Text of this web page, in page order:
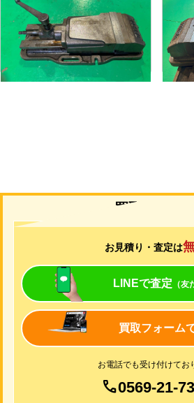
メーカー 武田
形 式TK-200HVS-U
式-
メー
形
年
買取について
お見積り・査定は
LINEで査定 （友
買取フォーム
お電話でも受け付けてお
0569-21-